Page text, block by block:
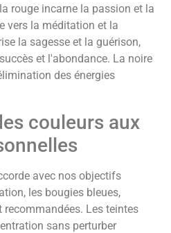
rouge incarne la passion et la
vers la méditation et la
la sagesse et la guérison,
et l'abondance. La noire
des énergies
couleurs aux
avec nos objectifs
les bougies bleues,
Les teintes
sans perturber